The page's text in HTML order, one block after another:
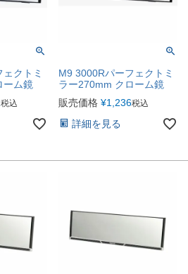
クトミ
ーム鏡
税込
M9 3000Rパーフェクトミ
ラー270mm クローム鏡
販売価格 ¥1,236税込
詳細を見る